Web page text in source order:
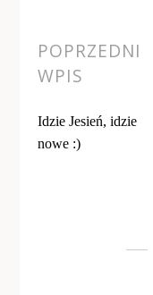
POPRZEDNI
WPIS
Idzie Jesień, idzie
nowe :)